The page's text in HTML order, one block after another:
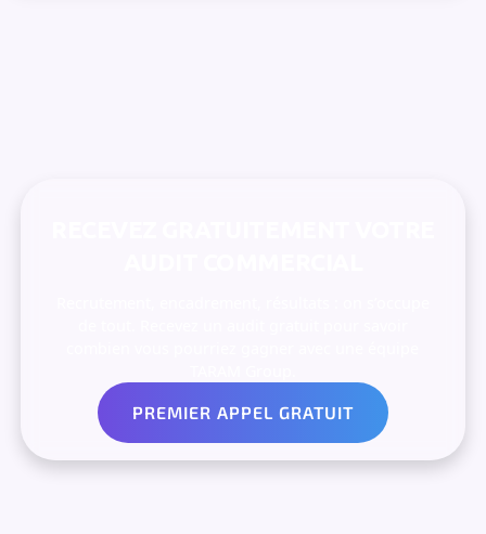
PREMIER APPEL GRATUIT